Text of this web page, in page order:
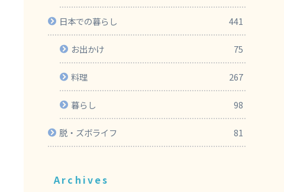
日本での暮らし 441
お出かけ 75
料理 267
暮らし 98
脱・ズボライフ 81
Archives